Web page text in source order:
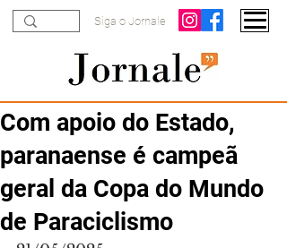
Siga o Jornale
Com apoio do Estado,
paranaense é campeã
geral da Copa do Mundo
de Paraciclismo